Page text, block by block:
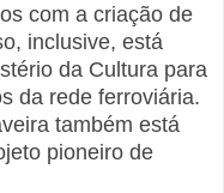
com a criação de
inclusive, está
da Cultura para
da rede ferroviária.
também está
pioneiro de